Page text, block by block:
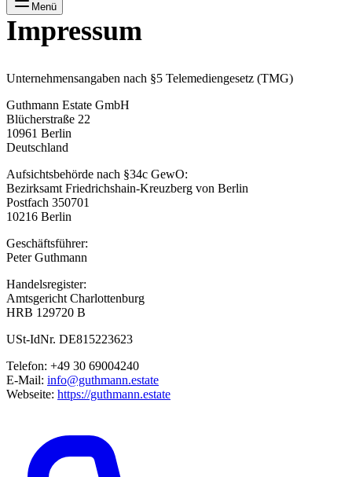
Menü
Impressum
Unternehmensangaben nach §5 Telemediengesetz (TMG)
Guthmann Estate GmbH
Blücherstraße 22
10961 Berlin
Deutschland
Aufsichtsbehörde nach §34c GewO:
Bezirksamt Friedrichshain-Kreuzberg von Berlin
Postfach 350701
10216 Berlin
Geschäftsführer:
Peter Guthmann
Handelsregister:
Amtsgericht Charlottenburg
HRB 129720 B
USt-IdNr. DE815223623
Telefon: +49 30 69004240
E-Mail: info@guthmann.estate
Webseite: https://guthmann.estate